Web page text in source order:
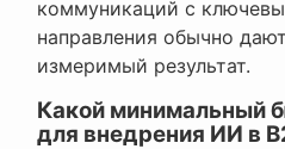
коммуникаций с
направления обычно
измеримый результат.
Какой минимальный
для внедрения ИИ в